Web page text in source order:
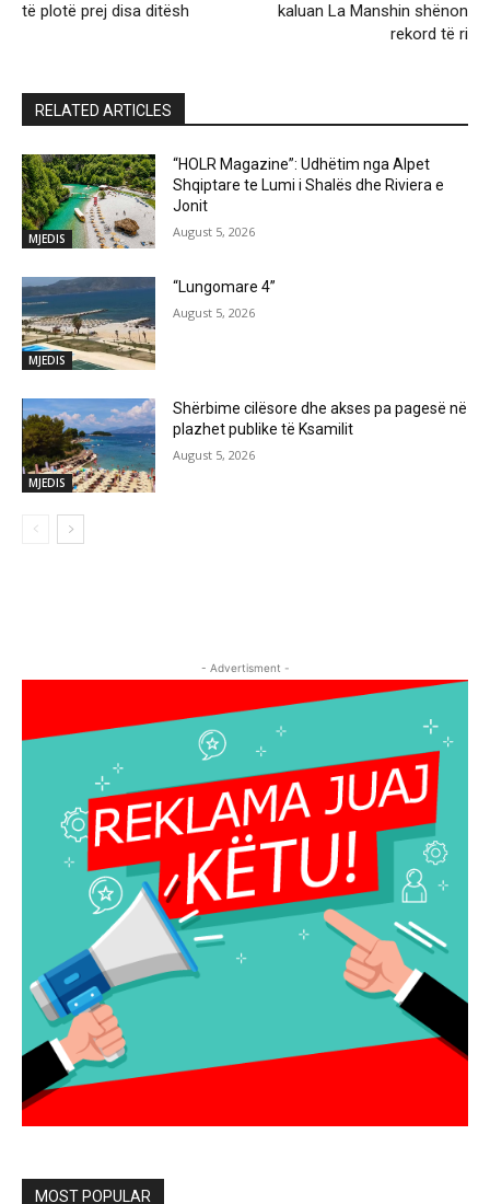
të plotë prej disa ditësh
kaluan La Manshin shënon
rekord të ri
RELATED ARTICLES
MJEDIS
“HOLR Magazine”: Udhëtim nga Alpet
Shqiptare te Lumi i Shalës dhe Riviera e
Jonit
August 5, 2026
MJEDIS
“Lungomare 4”
August 5, 2026
MJEDIS
Shërbime cilësore dhe akses pa pagesë në
plazhet publike të Ksamilit
August 5, 2026
- Advertisment -
MOST POPULAR